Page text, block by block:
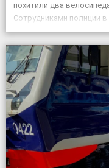
похитили два
Сотрудниками полиции
совершении данных